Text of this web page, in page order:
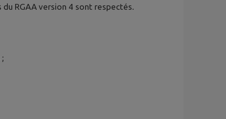
RGAA version 4 sont respectés.